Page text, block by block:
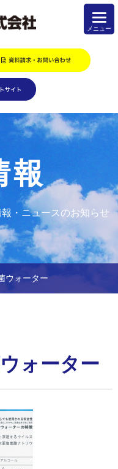
報
・ニュースのお知らせ
ウォーター
ォーター